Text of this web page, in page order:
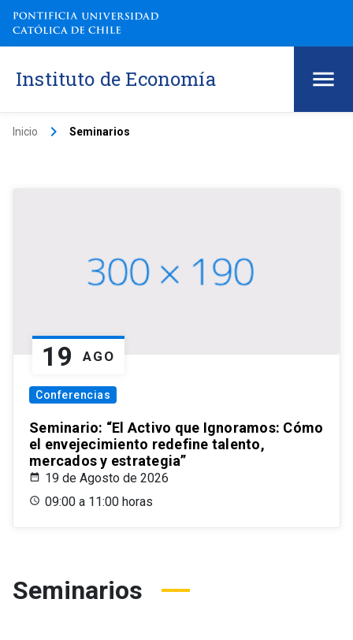
Instituto de Economía
Inicio keyboard_arrow_right Seminarios
19 AGO
Conferencias
Seminario: “El Activo que Ignoramos: Cómo
el envejecimiento redefine talento,
mercados y estrategia”
19 de Agosto de 2026
09:00 a 11:00 horas
Seminarios